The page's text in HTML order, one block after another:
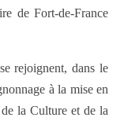
de Fort-de-France
rejoignent, dans le
à la mise en
la Culture et de la